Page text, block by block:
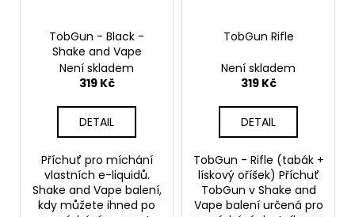
TobGun - Black -
Shake and Vape
Není skladem
319 Kč
DETAIL
Příchuť pro míchání
vlastních e-liquidů.
Shake and Vape balení,
kdy můžete ihned po
TobGun Rifle
Není skladem
319 Kč
DETAIL
TobGun - Rifle (tabák +
lískový oříšek) Příchuť
TobGun v Shake and
Vape balení určená pro